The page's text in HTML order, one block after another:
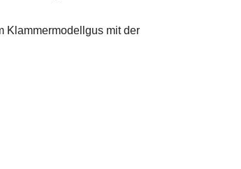
Klammermodellgus mit der